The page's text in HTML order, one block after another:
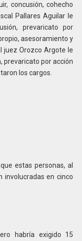
concusión, cohecho
Pallares Aguilar le
prevaricato por
asesoramiento y
juez Orozco Argote le
prevaricato por acción
los cargos.
estas personas, al
involucradas en cinco
habría exigido 15